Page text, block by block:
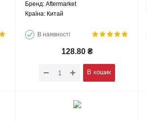
Брeнд: Aftermarket
Країна: Китай
В наявності
128.80₴
В кошик